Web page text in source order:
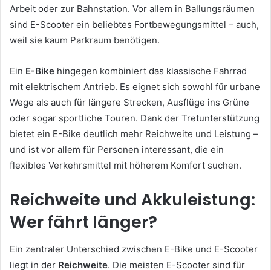
Arbeit oder zur Bahnstation. Vor allem in Ballungsräumen
sind E-Scooter ein beliebtes Fortbewegungsmittel – auch,
weil sie kaum Parkraum benötigen.
Ein E-Bike hingegen kombiniert das klassische Fahrrad
mit elektrischem Antrieb. Es eignet sich sowohl für urbane
Wege als auch für längere Strecken, Ausflüge ins Grüne
oder sogar sportliche Touren. Dank der Tretunterstützung
bietet ein E-Bike deutlich mehr Reichweite und Leistung –
und ist vor allem für Personen interessant, die ein
flexibles Verkehrsmittel mit höherem Komfort suchen.
Reichweite und Akkuleistung:
Wer fährt länger?
Ein zentraler Unterschied zwischen E-Bike und E-Scooter
liegt in der Reichweite. Die meisten E-Scooter sind für